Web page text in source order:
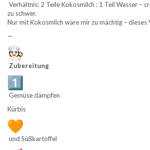
Verhältnis: 2 Teile Kokosmilch : 1 Teil Wasser –
zu schwer.
Nur mit Kokosmilch wäre mir zu mächtig – dieses
—
Zubereitung
Gemüse dämpfen
Kürbis
und Süßkartoffel